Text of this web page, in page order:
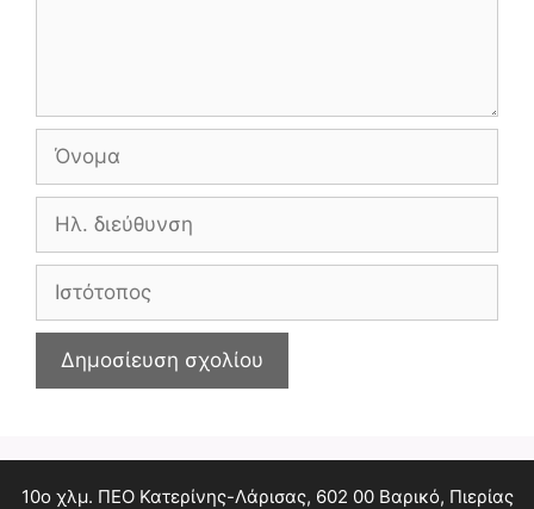
Όνομα
Ηλ.
Ιστότοπος
10ο χλμ. ΠΕΟ Κατερίνης-Λάρισας, 602 00 Βαρικό, Πιερίας